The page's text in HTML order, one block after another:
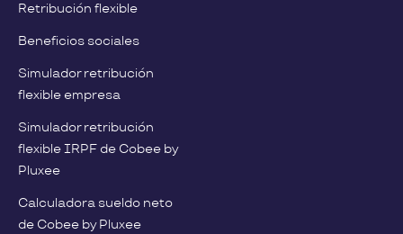
Retribución flexible
Beneficios sociales
Simulador retribución
flexible empresa
Simulador retribución
flexible IRPF de Cobee by
Pluxee
Calculadora sueldo neto
de Cobee by Pluxee